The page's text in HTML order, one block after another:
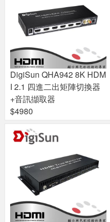
DigiSun QHA942 8K HDM
I 2.1 四進二出矩陣切換器
+音訊擷取器
$4980